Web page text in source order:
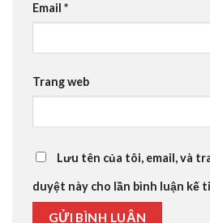
Email *
Trang web
Lưu tên của tôi, email, và
duyệt này cho lần bình luận kế